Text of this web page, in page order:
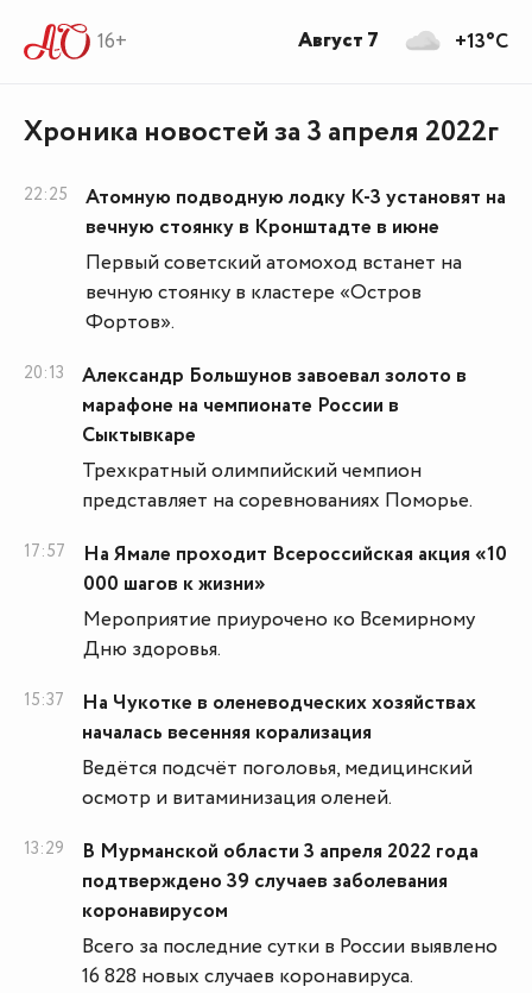
16+
Хроника новостей за 3 апреля 2022г
22:25
Атомную подводную лодку К-3 установят на
вечную стоянку в Кронштадте в июне
Первый советский атомоход встанет на
вечную стоянку в кластере «Остров
Фортов».
20:13
Александр Большунов завоевал золото в
марафоне на чемпионате России в
Сыктывкаре
Трехкратный олимпийский чемпион
представляет на соревнованиях Поморье.
17:57
На Ямале проходит Всероссийская акция «10
000 шагов к жизни»
Мероприятие приурочено ко Всемирному
Дню здоровья.
15:37
На Чукотке в оленеводческих хозяйствах
началась весенняя корализация
Ведётся подсчёт поголовья, медицинский
осмотр и витаминизация оленей.
13:29
В Мурманской области 3 апреля 2022 года
подтверждено 39 случаев заболевания
коронавирусом
Всего за последние сутки в России выявлено
16 828 новых случаев коронавируса.
+13°C
Август 7